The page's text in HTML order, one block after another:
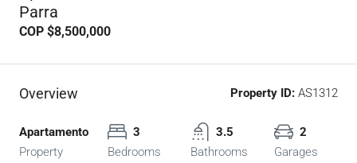
Parra
COP $8,500,000
Overview Property ID: AS1312
Apartamento
Property
3
Bedrooms
3.5
Bathrooms
2
Garages